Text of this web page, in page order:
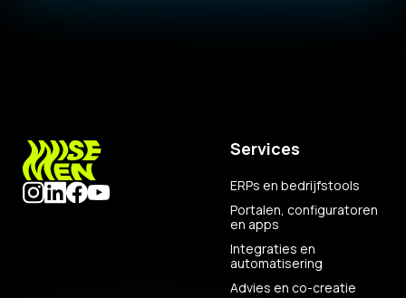
Services
ERPs en bedrijfstools
Portalen, configuratoren
en apps
Integraties en
automatisering
Advies en co-creatie